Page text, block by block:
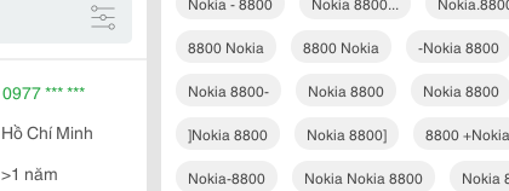
0977 *** ***
Hồ Chí Minh
>1 năm
8800 Nokia 8800 Nokia -nokia 8800
Nokia 8800- Nokia 8800 Nokia 8800
]nokia 8800 Nokia 8800] 8800 +nokia
Nokia-8800 Nokia Nokia 8800 Nokia